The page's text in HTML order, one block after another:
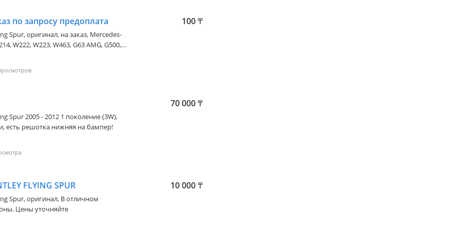
по запросу предоплата 100₸
Spur, оригинал, на заказ, Mercedes-
W222, W223, W463, G63 AMG, G500,
Tundra, Sequoia. Porsche: 911,
Taycan. Bentley: Continental
Maserati: Ghibli,
Model S, Model 3,
Corvette C8, Camaro ZL1.
70 000₸
Spur 2005 - 2012 1 поколение (3W),
есть решотка нижняя на бампер!
FLYING SPUR 10 000₸
Spur, оригинал, В отличном
Цены уточняйте